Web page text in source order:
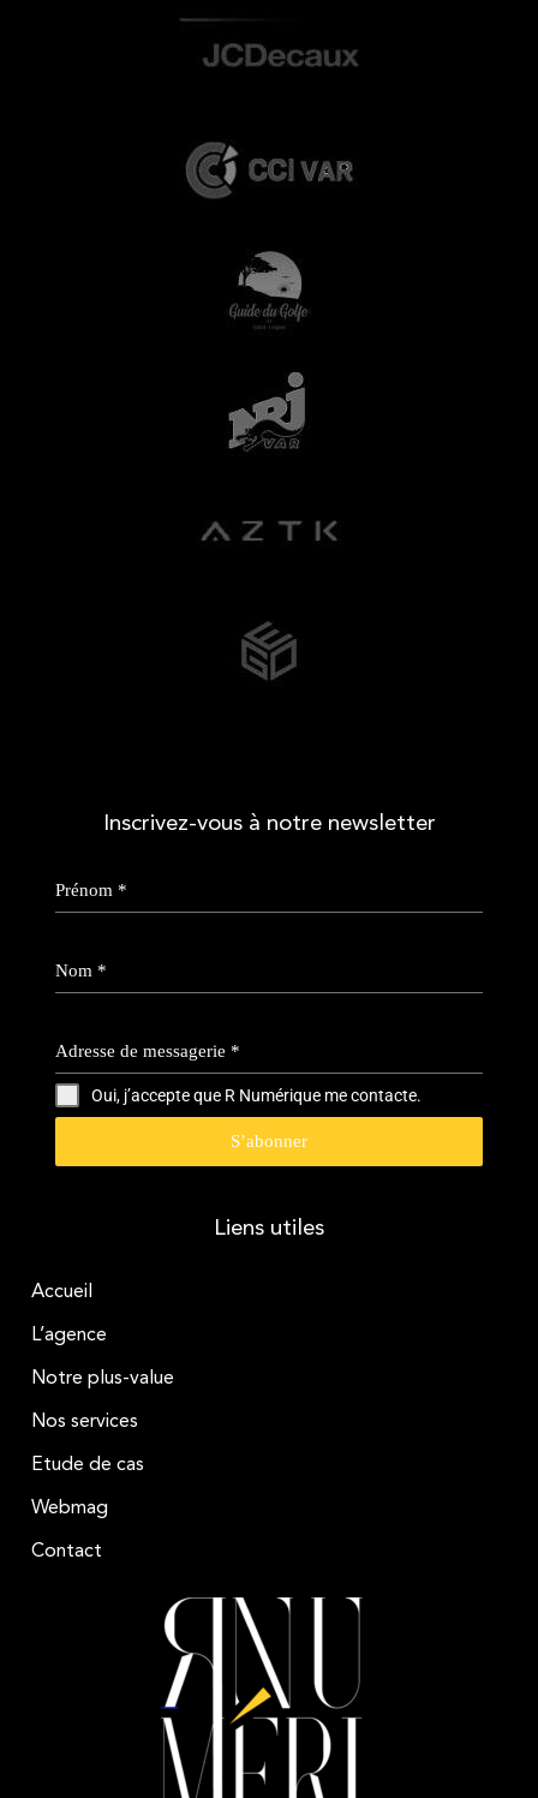
Liens utiles
Accueil
L’agence
Notre plus-value
Nos services
Etude de cas
Webmag
Contact
Inscrivez-vous à notre newsletter
Prénom *
Nom *
Adresse de messagerie *
Oui, j’accepte que R Numérique me contacte.
S’abonner